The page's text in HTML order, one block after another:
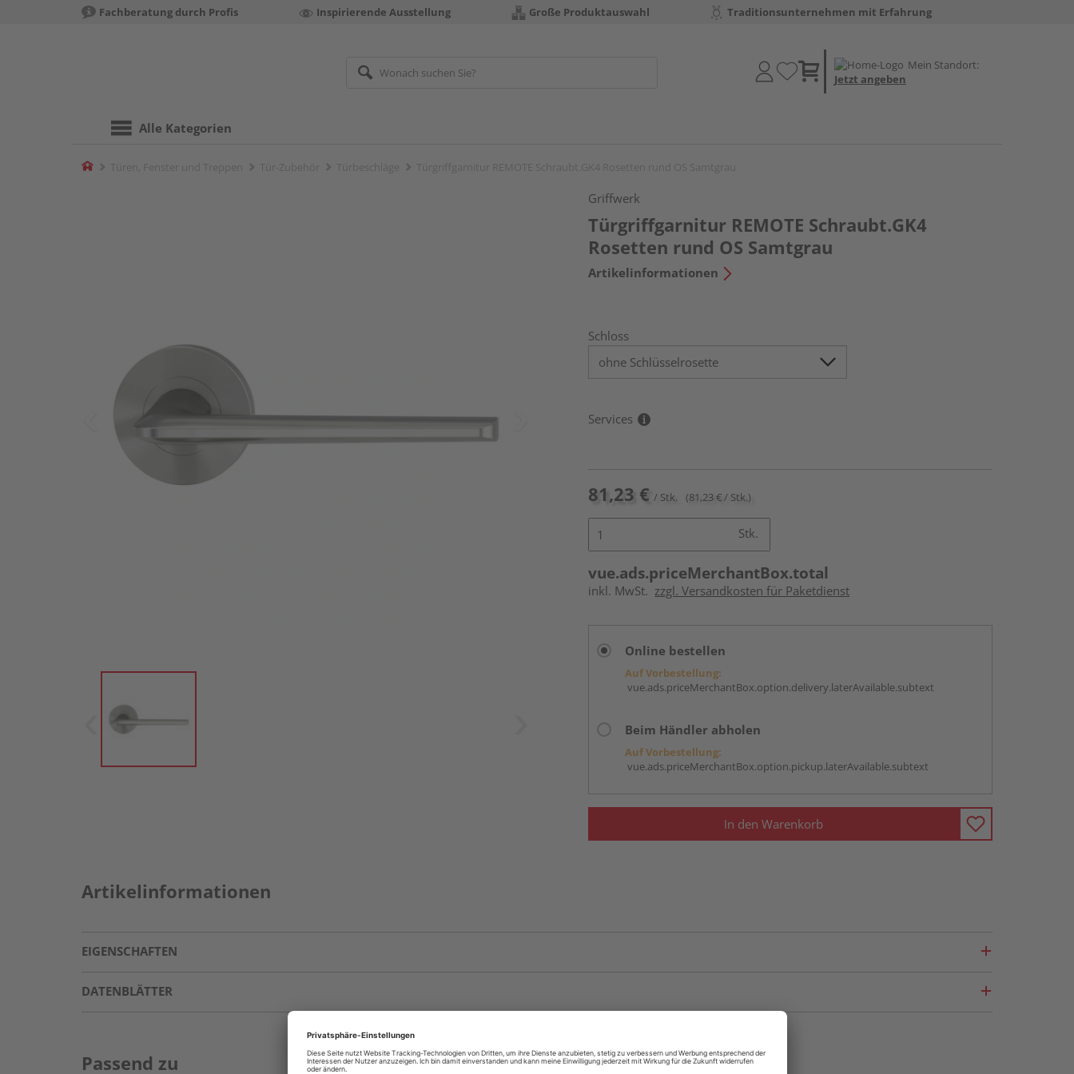
Fachberatung durch Profis Inspirierende Ausstellung Große Produktauswahl Traditionsunternehmen mit Erfahrung
Mein Standort:
Jetzt angeben
Alle Kategorien
Home
Griffwerk
Türgriffgarnitur REMOTE Schraubt.GK4
Rosetten rund OS Samtgrau
Artikelinformationen
Schloss
Services
81,23 € / Stk. (81,23 € / Stk.)
Stk.
vue.ads.priceMerchantBox.total
inkl. MwSt. zzgl. Versandkosten für Paketdienst
Online bestellen
Auf Vorbestellung:
vue.ads.priceMerchantBox.option.delivery.laterAvailable.subtext
Beim Händler abholen
Auf Vorbestellung:
vue.ads.priceMerchantBox.option.pickup.laterAvailable.subtext
In den Warenkorb
Artikelinformationen
EIGENSCHAFTEN
DATENBLÄTTER
Passend zu